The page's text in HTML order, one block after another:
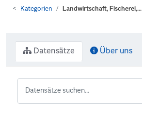
Kategorien Landwirtschaft, Fischerei,...
Datensätze Über uns